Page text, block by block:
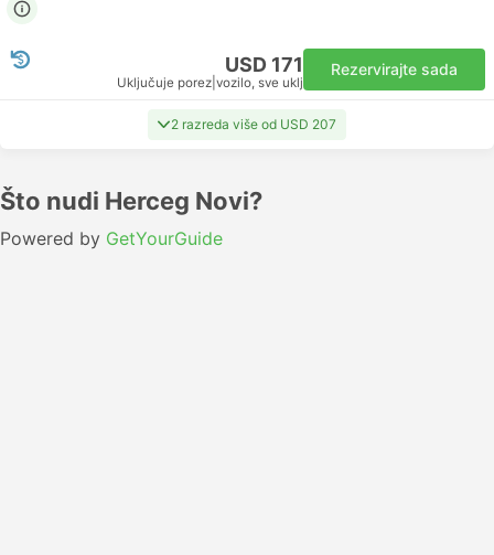
USD 171
Uključuje porez vozilo, sve uklj
Rezervirajte sada
2 razreda više od USD 207
Što nudi Herceg Novi?
Powered by GetYourGuide